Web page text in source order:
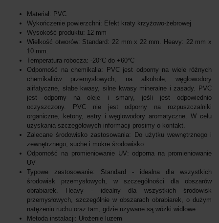
Materiał: PVC
Wykończenie powierzchni: Efekt kraty krzyżowo-żebrowej
Wysokość produktu: 12 mm
Wielkość otworów: Standard: 22 mm x 22 mm. Heavy: 22 mm x
10 mm.
Temperatura robocza: -20°C do +60°C
Odporność na chemikalia: PVC jest odporny na wiele różnych
chemikaliów przemysłowych, na alkohole, węglowodory
alifatyczne, słabe kwasy, silne kwasy mineralne i zasady. PVC
jest odporny na oleje i smary, jeśli jest odpowiednio
oczyszczony. PVC nie jest odporny na rozpuszczalniki
organiczne, ketony, estry i węglowodory aromatyczne. W celu
uzyskania szczegółowych informacji prosimy o kontakt.
Zalecane środowisko zastosowania: Do użytku wewnętrznego i
zewnętrznego, suche i mokre środowisko
Odporność na promieniowanie UV: odporna na promieniowanie
UV
Typowe zastosowanie: Standard - idealna dla wszystkich
środowisk przemysłowych, w szczególności dla obszarów
obrabiarek. Heavy - idealny dla wszystkich środowisk
przemysłowych, szczególnie w obszarach obrabiarek, o dużym
natężeniu ruchu oraz tam, gdzie używane są wózki widłowe.
Metoda instalacji: Ułożenie luzem